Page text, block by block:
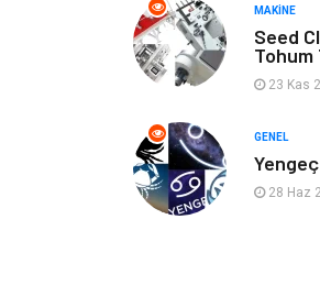
Evlilik Rehberi
Astroloji
sağlıklı beslenme
Bebek Giyim
MAKINE
Seed
Tohum
23 Kas
GENEL
28 Haz